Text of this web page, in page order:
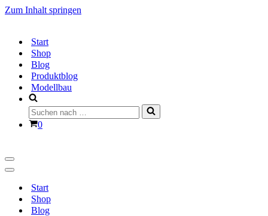
Zum Inhalt springen
Start
Shop
Blog
Produktblog
Modellbau
Suchen
nach …
Warenkorb
0
Navigationsmenü
Navigationsmenü
Start
Shop
Blog